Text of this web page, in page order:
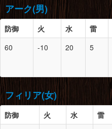
12 2
腰
12 2
胴
12 2
腕
12 1
腰
アーク(男)
防御 火 水 雷
60
-10 20 5
頭
12 2
胴
12 1
フィリア(女)
防御 火 水 雷
防御 スロット